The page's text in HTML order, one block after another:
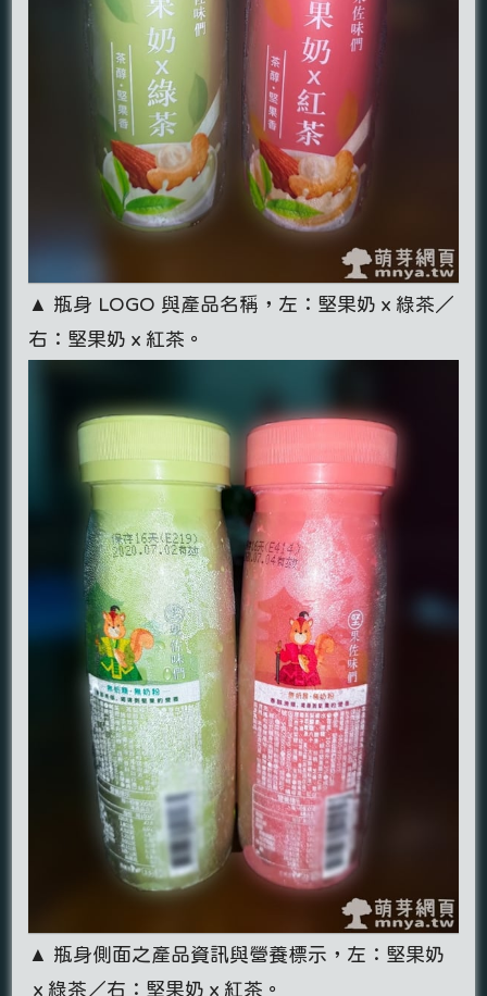
▲ 瓶身 LOGO 與產品名稱，左：堅果奶ｘ綠茶／
右：堅果奶ｘ紅茶。
▲ 瓶身側面之產品資訊與營養標示，左：堅果奶
ｘ綠茶／右：堅果奶ｘ紅茶。